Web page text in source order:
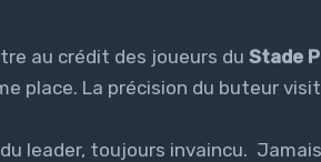
au crédit des joueurs du Stade
place. La précision du buteur
leader, toujours invaincu.